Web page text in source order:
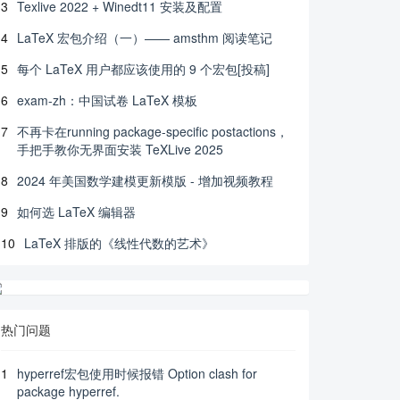
3 Texlive 2022 + Winedt11 安装及配置
4 LaTeX 宏包介绍（一）—— amsthm 阅读笔记
5 每个 LaTeX 用户都应该使用的 9 个宏包[投稿]
6 exam-zh：中国试卷 LaTeX 模板
7 不再卡在running package-specific postactions，
手把手教你无界面安装 TeXLive 2025
8 2024 年美国数学建模更新模版 - 增加视频教程
9 如何选 LaTeX 编辑器
10 LaTeX 排版的《线性代数的艺术》
热门问题
1
hyperref宏包使用时候报错 Option clash for
package hyperref.